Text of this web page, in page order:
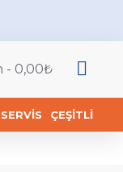
- 0,00₺
SERVIS ÇEŞITLI